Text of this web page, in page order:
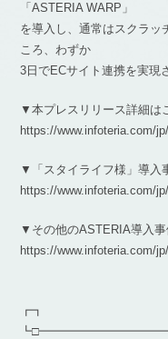
「ASTERIA WARP」
を導入し、通常はスクラッ
ころ、わずか
3日でECサイト連携を実現
▼本プレスリリース詳細は
https://www.infoteria.com/
▼「スタイライフ様」導入
https://www.infoteria.com/
▼その他のASTERIA導入
https://www.infoteria.com/
┏┓